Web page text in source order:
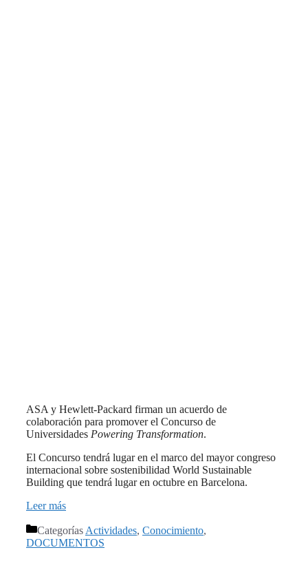
ASA y Hewlett-Packard firman un acuerdo de
colaboración para promover el Concurso de
Universidades Powering Transformation.
El Concurso tendrá lugar en el marco del mayor congreso
internacional sobre sostenibilidad World Sustainable
Building que tendrá lugar en octubre en Barcelona.
Leer más
Categorías Actividades, Conocimiento,
DOCUMENTOS